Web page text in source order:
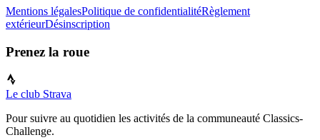
Mentions légalesPolitique de confidentialitéRèglement
extérieurDésinscription
Prenez la roue
Le club Strava
Pour suivre au quotidien les activités de la communeauté Classics-
Challenge.